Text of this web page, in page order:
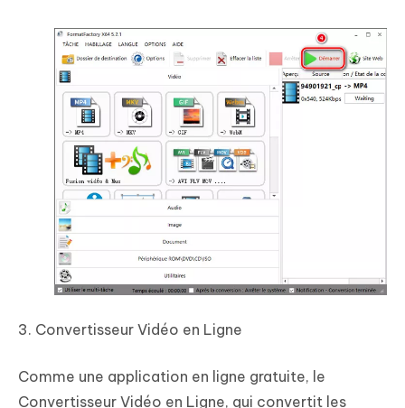
3. Convertisseur Vidéo en Ligne
Comme une application en ligne gratuite, le
Convertisseur Vidéo en Ligne, qui convertit les